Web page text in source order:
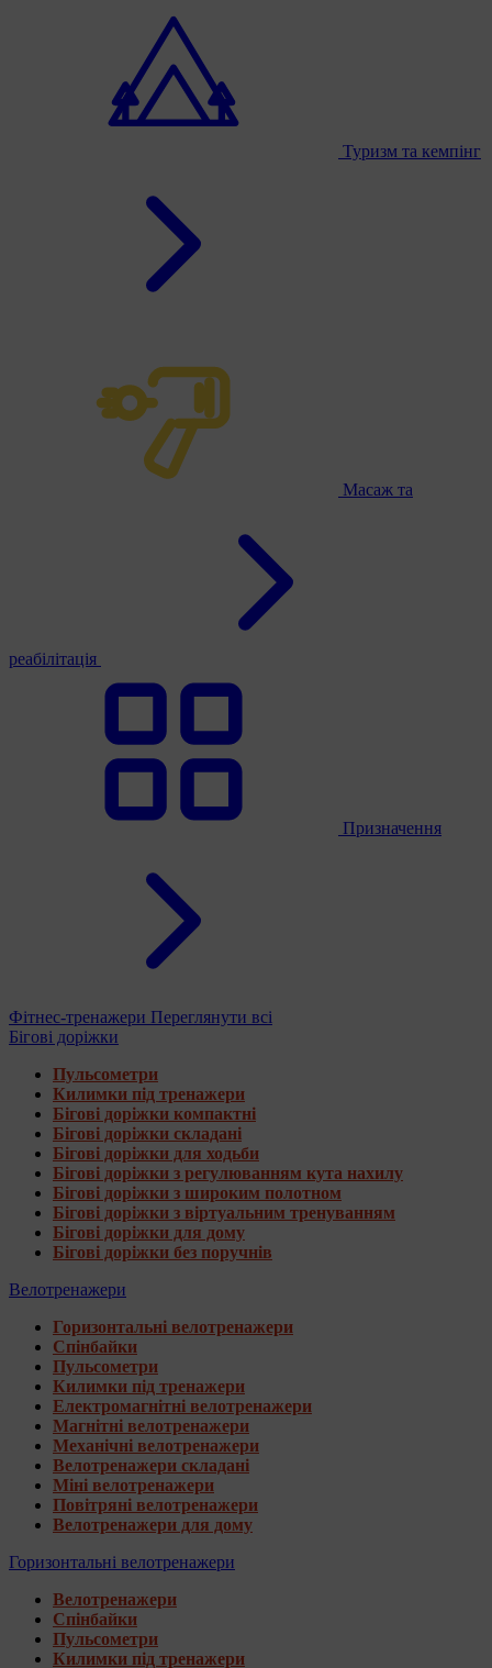
Туризм та кемпінг
Масаж та
реабілітація
Призначення
Фітнес-тренажери Переглянути всі
Бігові доріжки
Пульсометри
Килимки під тренажери
Бігові доріжки компактні
Бігові доріжки складані
Бігові доріжки для ходьби
Бігові доріжки з регулюванням кута нахилу
Бігові доріжки з широким полотном
Бігові доріжки з віртуальним тренуванням
Бігові доріжки для дому
Бігові доріжки без поручнів
Велотренажери
Горизонтальні велотренажери
Спінбайки
Пульсометри
Килимки під тренажери
Електромагнітні велотренажери
Магнітні велотренажери
Механічні велотренажери
Велотренажери складані
Міні велотренажери
Повітряні велотренажери
Велотренажери для дому
Горизонтальні велотренажери
Велотренажери
Спінбайки
Пульсометри
Килимки під тренажери